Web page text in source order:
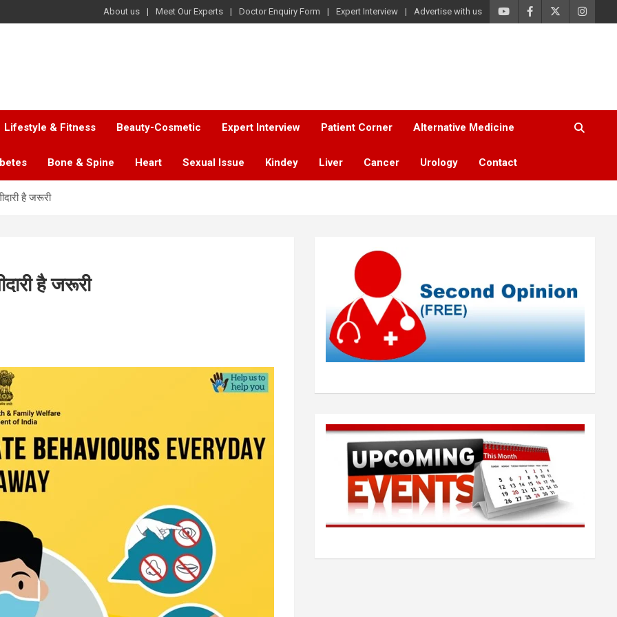
About us Meet Our Experts Doctor Enquiry Form Expert Interview Advertise with us
Lifestyle & Fitness Beauty-Cosmetic Expert Interview Patient Corner Alternative Medicine
Bone & Spine Heart Sexual Issue Kindey Liver Cancer Urology Contact
है जरूरी
है जरूरी